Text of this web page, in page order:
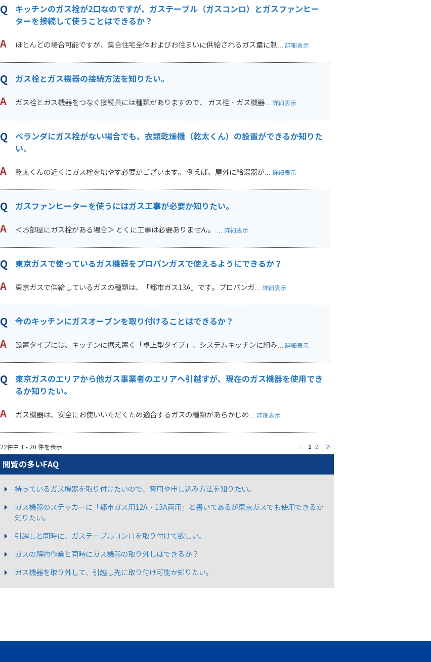
キッチンのガス栓が2口なのですが、ガステーブル（ガスコンロ）とガスファンヒー
ターを接続して使うことはできるか？
ほとんどの場合可能ですが、集合住宅全体およびお住まいに供給されるガス量に制... 詳細表示
ガス栓とガス機器の接続方法を知りたい。
ガス栓とガス機器をつなぐ接続具には種類がありますので、 ガス栓・ガス機器... 詳細表示
ベランダにガス栓がない場合でも、衣類乾燥機（乾太くん）の設置ができるか知りた
い。
乾太くんの近くにガス栓を増やす必要がございます。 例えば、屋外に給湯器が... 詳細表示
ガスファンヒーターを使うにはガス工事が必要か知りたい。
＜お部屋にガス栓がある場合＞ とくに工事は必要ありません。 ... 詳細表示
東京ガスで使っているガス機器をプロパンガスで使えるようにできるか？
東京ガスで供給しているガスの種類は、「都市ガス13A」です。プロパンガ... 詳細表示
今のキッチンにガスオーブンを取り付けることはできるか？
設置タイプには、キッチンに据え置く「卓上型タイプ」、システムキッチンに組み... 詳細表示
東京ガスのエリアから他ガス事業者のエリアへ引越すが、現在のガス機器を使用でき
るか知りたい。
ガス機器は、安全にお使いいただくため適合するガスの種類があらかじめ... 詳細表示
22件中 1 - 20 件を表示 1 2 ≫
閲覧の多いFAQ
持っているガス機器を取り付けたいので、費用や申し込み方法を知りたい。
ガス機器のステッカーに「都市ガス用12A・13A両用」と書いてあるが東京ガスでも使用できるか
知りたい。
引越しと同時に、ガステーブルコンロを取り付けて欲しい。
ガスの解約作業と同時にガス機器の取り外しはできるか？
ガス機器を取り外して、引越し先に取り付け可能か知りたい。